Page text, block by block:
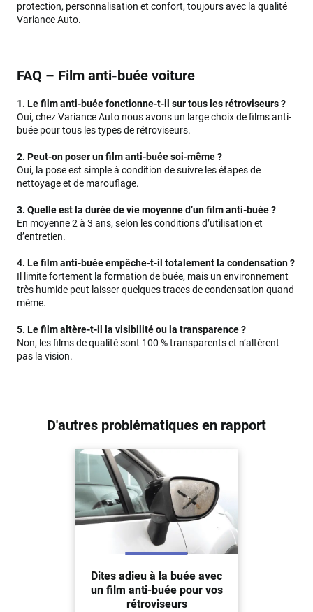
protection, personnalisation et confort, toujours avec la qualité
Variance Auto.
FAQ – Film anti-buée voiture
1. Le film anti-buée fonctionne-t-il sur tous les rétroviseurs ?
Oui, chez Variance Auto nous avons un large choix de films anti-
buée pour tous les types de rétroviseurs.
2. Peut-on poser un film anti-buée soi-même ?
Oui, la pose est simple à condition de suivre les étapes de
nettoyage et de marouflage.
3. Quelle est la durée de vie moyenne d’un film anti-buée ?
En moyenne 2 à 3 ans, selon les conditions d’utilisation et
d’entretien.
4. Le film anti-buée empêche-t-il totalement la condensation ?
Il limite fortement la formation de buée, mais un environnement
très humide peut laisser quelques traces de condensation quand
même.
5. Le film altère-t-il la visibilité ou la transparence ?
Non, les films de qualité sont 100 % transparents et n’altèrent
pas la vision.
D'autres problématiques en rapport
Dites adieu à la buée avec
un film anti-buée pour vos
rétroviseurs